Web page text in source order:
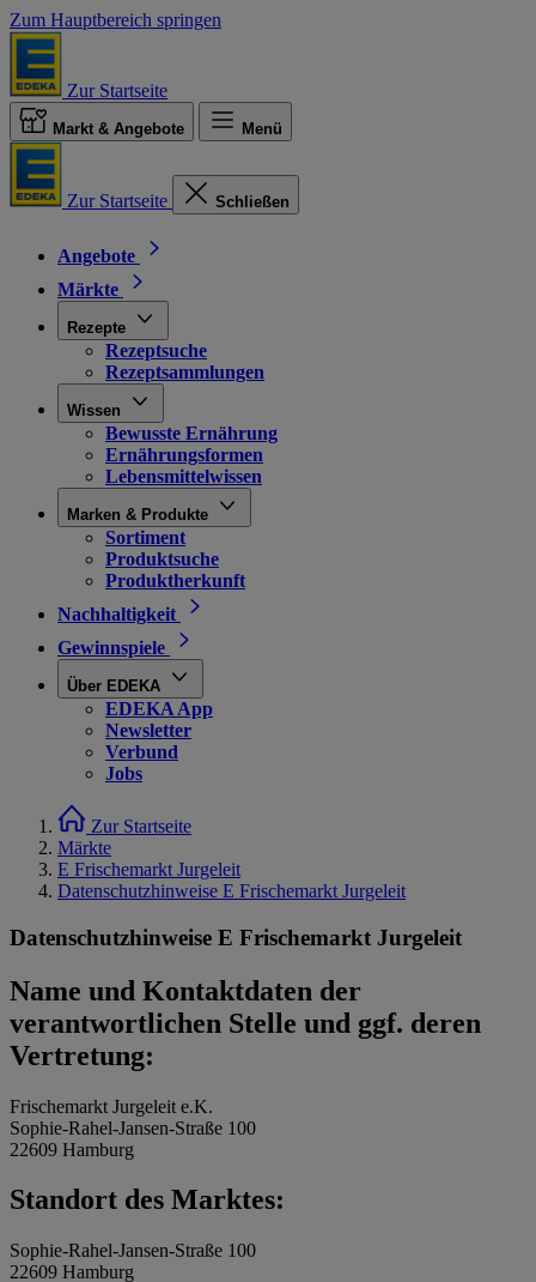
Zum Hauptbereich springen
Zur Startseite
Markt & Angebote Menü
Zur Startseite Schließen
Angebote
Märkte
Rezepte
Rezeptsuche
Rezeptsammlungen
Wissen
Bewusste Ernährung
Ernährungsformen
Lebensmittelwissen
Marken & Produkte
Sortiment
Produktsuche
Produktherkunft
Nachhaltigkeit
Gewinnspiele
Über EDEKA
EDEKA App
Newsletter
Verbund
Jobs
Zur Startseite
Märkte
E Frischemarkt Jurgeleit
Datenschutzhinweise E Frischemarkt Jurgeleit
Datenschutzhinweise E Frischemarkt Jurgeleit
Name und Kontaktdaten der
verantwortlichen Stelle und ggf. deren
Vertretung:
Frischemarkt Jurgeleit e.K.
Sophie-Rahel-Jansen-Straße 100
22609 Hamburg
Standort des Marktes:
Sophie-Rahel-Jansen-Straße 100
22609 Hamburg